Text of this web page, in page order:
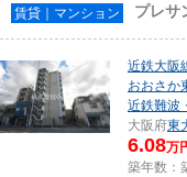
賃貸｜マンション プレサ
近鉄大阪
おおさか
近鉄難波
大阪府東
6.08万
築年数：